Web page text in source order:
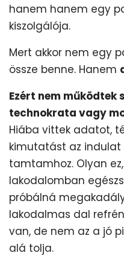
hanem hanem egy
kiszolgálója.
Mert akkor nem egy
össze benne. Hanem
Ezért nem működtek
technokrata vagy
Hiába vittek adatot,
kimutatást az indulat
tamtamhoz. Olyan
lakodalomban
próbálná
lakodalmas dal
van, de nem az a jó
alá tolja.